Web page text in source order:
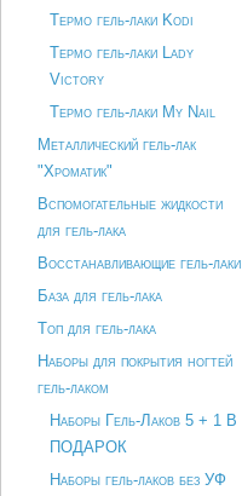
Термо гель-лаки Kodi
Термо гель-лаки Lady
Victory
Термо гель-лаки My Nail
Металлический гель-лак
"Хроматик"
Вспомогательные жидкости
для гель-лака
Восстанавливающие гель-лаки
База для гель-лака
Топ для гель-лака
Наборы для покрытия ногтей
гель-лаком
Наборы Гель-Лаков 5 + 1 В
ПОДАРОК
Наборы гель-лаков без УФ